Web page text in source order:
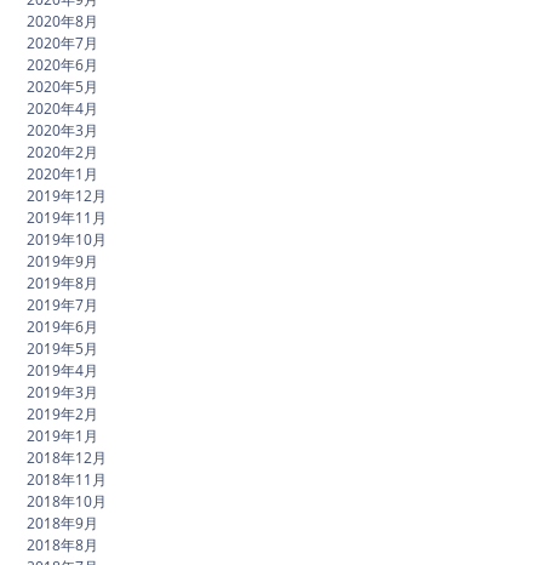
2020年8月
2020年7月
2020年6月
2020年5月
2020年4月
2020年3月
2020年2月
2020年1月
2019年12月
2019年11月
2019年10月
2019年9月
2019年8月
2019年7月
2019年6月
2019年5月
2019年4月
2019年3月
2019年2月
2019年1月
2018年12月
2018年11月
2018年10月
2018年9月
2018年8月